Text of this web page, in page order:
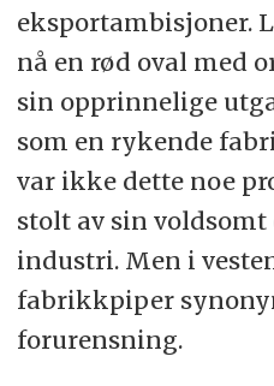
eksportambisjoner.
nå en rød oval med
sin opprinnelige
som en rykende
var ikke dette noe
stolt av sin voldsomt
industri. Men i
fabrikkpiper
forurensning.